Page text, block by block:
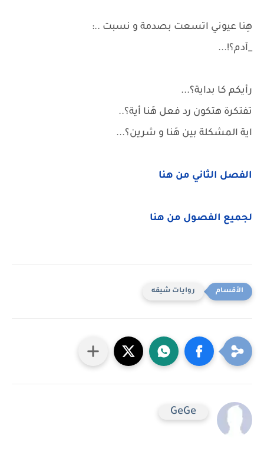
هِنا عيوني اتسعت بصدمة و نسبت ..:
_آدم؟!...
رأيكم كا بداية؟...
تفتكرة هتكون رد فعل هَنا أية؟..
اية المشكلة بين هَنا و شرين؟...
الفصل الثاني من هنا
لجميع الفصول من هنا
روايات شيقه
GeGe